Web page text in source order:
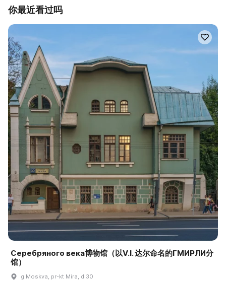
你最近看过吗
Серебряного века博物馆（以V.I. 达尔命名的ГМИРЛИ分
馆）
g Moskva, pr-kt Mira, d 30